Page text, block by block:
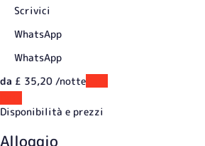
Scrivici
WhatsApp
WhatsApp
da £ 35,20 /notte
Disponibilità e prezzi
Alloggio